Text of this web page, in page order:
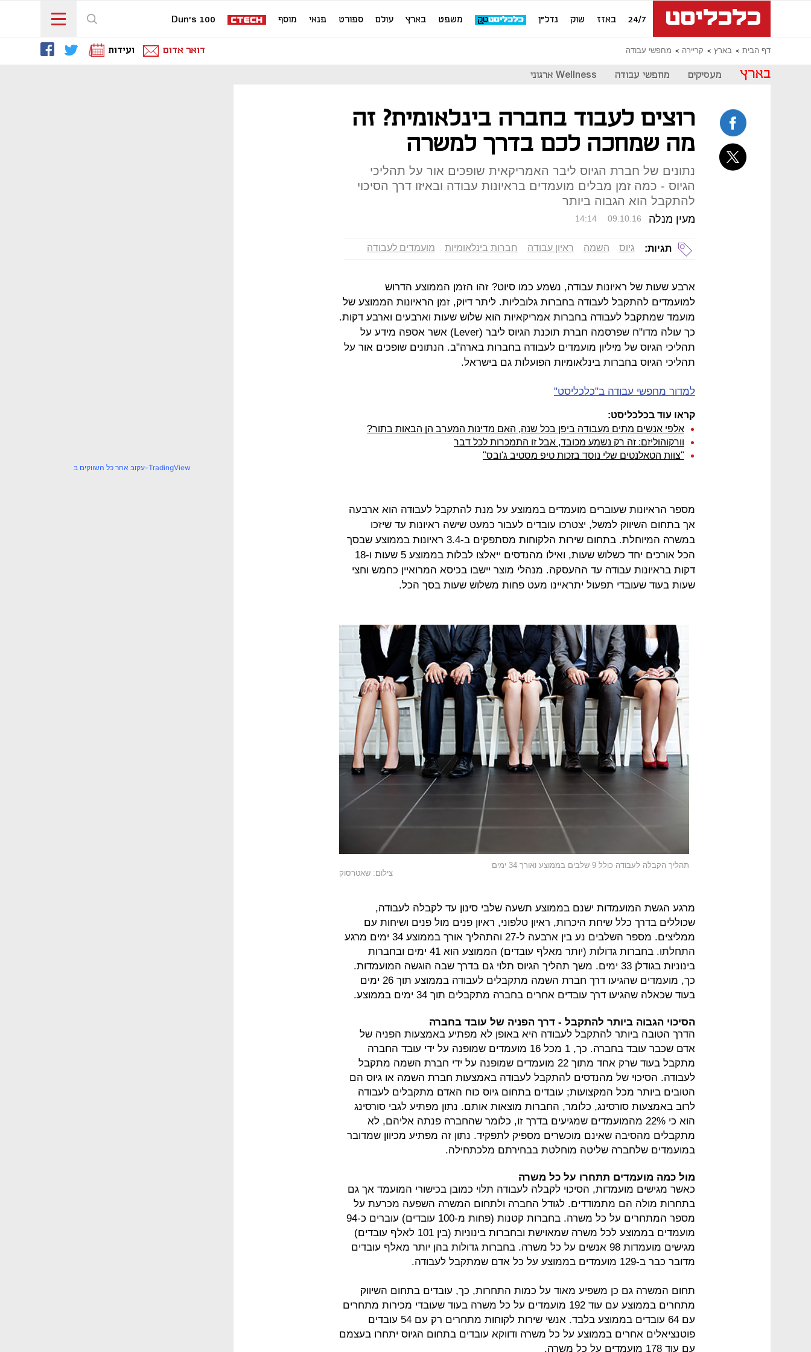
24/7 באזז שוק נדל"ן משפט בארץ עולם ספורט פנאי מוסף Dun's 100
דף הבית בארץ קריירה מחפשי עבודה דואר אדום ועידות
בארץ מעסיקים מחפשי עבודה Wellness ארגוני
רוצים לעבוד בחברה בינלאומית? זה
מה שמחכה לכם בדרך למשרה
נתונים של חברת הגיוס ליבר האמריקאית שופכים אור על תהליכי
הגיוס - כמה זמן מבלים מועמדים בראיונות עבודה ובאיזו דרך הסיכוי
להתקבל הוא הגבוה ביותר
מעין מנלה 14:14 09.10.16
תגיות: גיוס השמה ראיון עבודה חברות בינלאומיות מועמדים לעבודה
ארבע שעות של ראיונות עבודה, נשמע כמו סיוט? זהו הזמן הממוצע הדרוש
למועמדים להתקבל לעבודה בחברות גלובליות. ליתר דיוק, זמן הראיונות הממוצע של
מועמד שמתקבל לעבודה בחברות אמריקאיות הוא שלוש שעות וארבעים וארבע דקות.
כך עולה מדו"ח שפרסמה חברת תוכנת הגיוס ליבר (Lever) אשר אספה מידע על
תהליכי הגיוס של מיליון מועמדים לעבודה בחברות בארה"ב. הנתונים שופכים אור על
תהליכי הגיוס בחברות בינלאומיות הפועלות גם בישראל.
למדור מחפשי עבודה ב"כלכליסט"
קראו עוד בכלכליסט:
אלפי אנשים מתים מעבודה ביפן בכל שנה, האם מדינות המערב הן הבאות בתור?
וורקוהוליזם: זה רק נשמע מכובד, אבל זו התמכרות לכל דבר
"צוות הטאלנטים שלי נוסד בזכות טיפ מסטיב ג'ובס"
מספר הראיונות שעוברים מועמדים בממוצע על מנת להתקבל לעבודה הוא ארבעה
אך בתחום השיווק למשל, יצטרכו עובדים לעבור כמעט שישה ראיונות עד שיזכו
במשרה המיוחלת. בתחום שירות הלקוחות מסתפקים ב-3.4 ראיונות בממוצע שבסך
הכל אורכים יחד כשלוש שעות, ואילו מהנדסים ייאלצו לבלות בממוצע 5 שעות ו-18
דקות בראיונות עבודה עד ההעסקה. מנהלי מוצר יישבו בכיסא המרואיין כחמש וחצי
שעות בעוד שעובדי תפעול יתראיינו מעט פחות משלוש שעות בסך הכל.
תהליך הקבלה לעבודה כולל 9 שלבים בממוצע ואורך 34 ימים
צילום: שאטרסוק
מרגע הגשת המועמדות ישנם בממוצע תשעה שלבי סינון עד לקבלה לעבודה,
שכוללים בדרך כלל שיחת היכרות, ראיון טלפוני, ראיון פנים מול פנים ושיחות עם
ממליצים. מספר השלבים נע בין ארבעה ל-27 והתהליך אורך בממוצע 34 ימים מרגע
התחלתו. בחברות גדולות (יותר מאלף עובדים) הממוצע הוא 41 ימים ובחברות
בינוניות בגודלן 33 ימים. משך תהליך הגיוס תלוי גם בדרך שבה הוגשה המועמדות.
כך, מועמדים שהגיעו דרך חברת השמה מתקבלים לעבודה בממוצע תוך 26 ימים
בעוד שכאלה שהגיעו דרך עובדים אחרים בחברה מתקבלים תוך 34 ימים בממוצע.
הסיכוי הגבוה ביותר להתקבל - דרך הפניה של עובד בחברה
הדרך הטובה ביותר להתקבל לעבודה היא באופן לא מפתיע באמצעות הפניה של
אדם שכבר עובד בחברה. כך, 1 מכל 16 מועמדים שמופנה על ידי עובד החברה
מתקבל בעוד שרק אחד מתוך 22 מועמדים שמופנה על ידי חברת השמה מתקבל
לעבודה. הסיכוי של מהנדסים להתקבל לעבודה באמצעות חברת השמה או גיוס הם
הטובים ביותר מכל המקצועות; עובדים בתחום גיוס כוח האדם מתקבלים לעבודה
לרוב באמצעות סורסינג, כלומר, החברות מוצאות אותם. נתון מפתיע לגבי סורסינג
הוא כי 22% מהמועמדים שמגיעים בדרך זו, כלומר שהחברה פנתה אליהם, לא
מתקבלים מהסיבה שאינם מוכשרים מספיק לתפקיד. נתון זה מפתיע מכיוון שמדובר
במועמדים שלחברה שליטה מוחלטת בבחירתם מלכתחילה.
מול כמה מועמדים תתחרו על כל משרה
כאשר מגישים מועמדות, הסיכוי לקבלה לעבודה תלוי כמובן בכישורי המועמד אך גם
בתחרות מולה הם מתמודדים. לגודל החברה ולתחום המשרה השפעה מכרעת על
מספר המתחרים על כל משרה. בחברות קטנות (פחות מ-100 עובדים) עוברים כ-94
מועמדים בממוצע לכל משרה שמאוישת ובחברות בינוניות (בין 101 לאלף עובדים)
מגישים מועמדות 98 אנשים על כל משרה. בחברות גדולות בהן יותר מאלף עובדים
מדובר כבר ב-129 מועמדים בממוצע על כל אדם שמתקבל לעבודה.
תחום המשרה גם כן משפיע מאוד על כמות התחרות, כך, עובדים בתחום השיווק
מתחרים בממוצע עם עוד 192 מועמדים על כל משרה בעוד שעובדי מכירות מתחרים
עם 64 עובדים בממוצע בלבד. אנשי שירות לקוחות מתחרים רק עם 54 עובדים
פוטנציאלים אחרים בממוצע על כל משרה ודווקא עובדים בתחום הגיוס יתחרו בעצמם
עם עוד 178 מועמדים על כל משרה.
עקוב אחר כל השווקים ב-TradingView